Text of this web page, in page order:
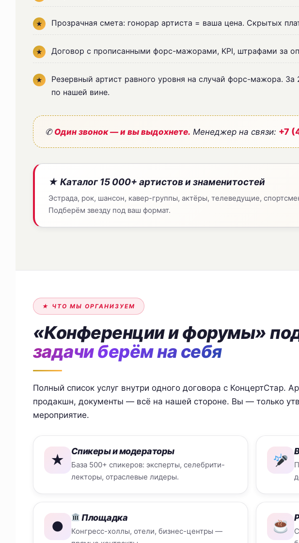
Прозрачная смета: гонорар артиста = ваша цена. Скрытых
Договор с прописанными форс-мажорами, KPI, штрафами за
Резервный артист равного уровня на случай форс-мажора.
по нашей вине.
✆ Один звонок — и вы выдохнете. Менеджер на связи: +7
★ Каталог 15 000+ артистов и знаменитостей
Эстрада, рок, шансон, кавер-группы, актёры, телеведущие,
Подберём звезду под ваш формат.
★ ЧТО МЫ ОРГАНИЗУЕМ
«Конференции и форумы»
задачи берём на себя
Полный список услуг внутри одного договора с КонцертСтар.
продакшн, документы — всё на нашей стороне. Вы — только
мероприятие.
★
Спикеры и модераторы
База 500+ спикеров: эксперты, селебрити-
лекторы, отраслевые лидеры.
●
Площадка
Конгресс-холлы, отели, бизнес-центры —